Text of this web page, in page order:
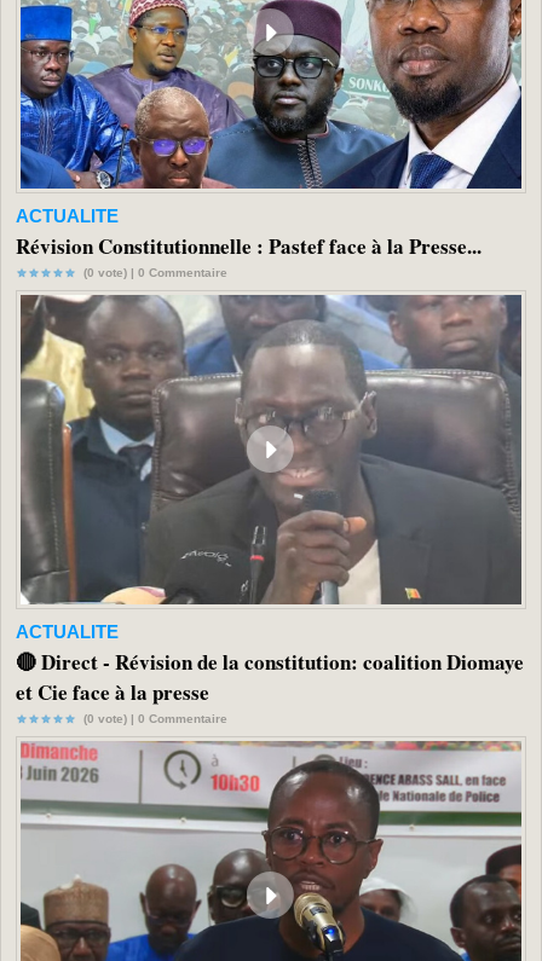
ACTUALITE
Révision Constitutionnelle : Pastef face à la Presse...
(0 vote) | 0 Commentaire
ACTUALITE
🔴 Direct - Révision de la constitution: coalition Diomaye
et Cie face à la presse
(0 vote) | 0 Commentaire